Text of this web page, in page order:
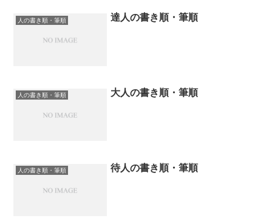
人の書き順・筆順 達人の書き順・筆順
人の書き順・筆順 大人の書き順・筆順
人の書き順・筆順 待人の書き順・筆順